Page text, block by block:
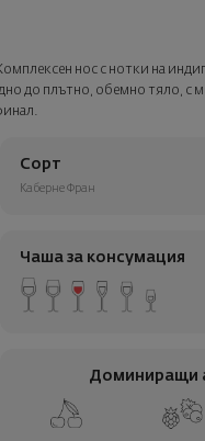
и персонализирана
от поръчката.
нос с нотки на
до плътно, обемно тяло, с
Сорт
Каберне Фран
Чаша за консумация
Доминиращи